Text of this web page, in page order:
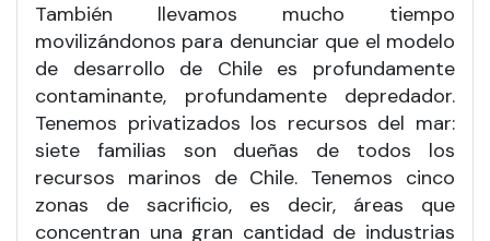
También llevamos mucho tiempo
movilizándonos para denunciar que el modelo
de desarrollo de Chile es profundamente
contaminante, profundamente depredador.
Tenemos privatizados los recursos del mar:
siete familias son dueñas de todos los
recursos marinos de Chile. Tenemos cinco
zonas de sacrificio, es decir, áreas que
concentran una gran cantidad de industrias